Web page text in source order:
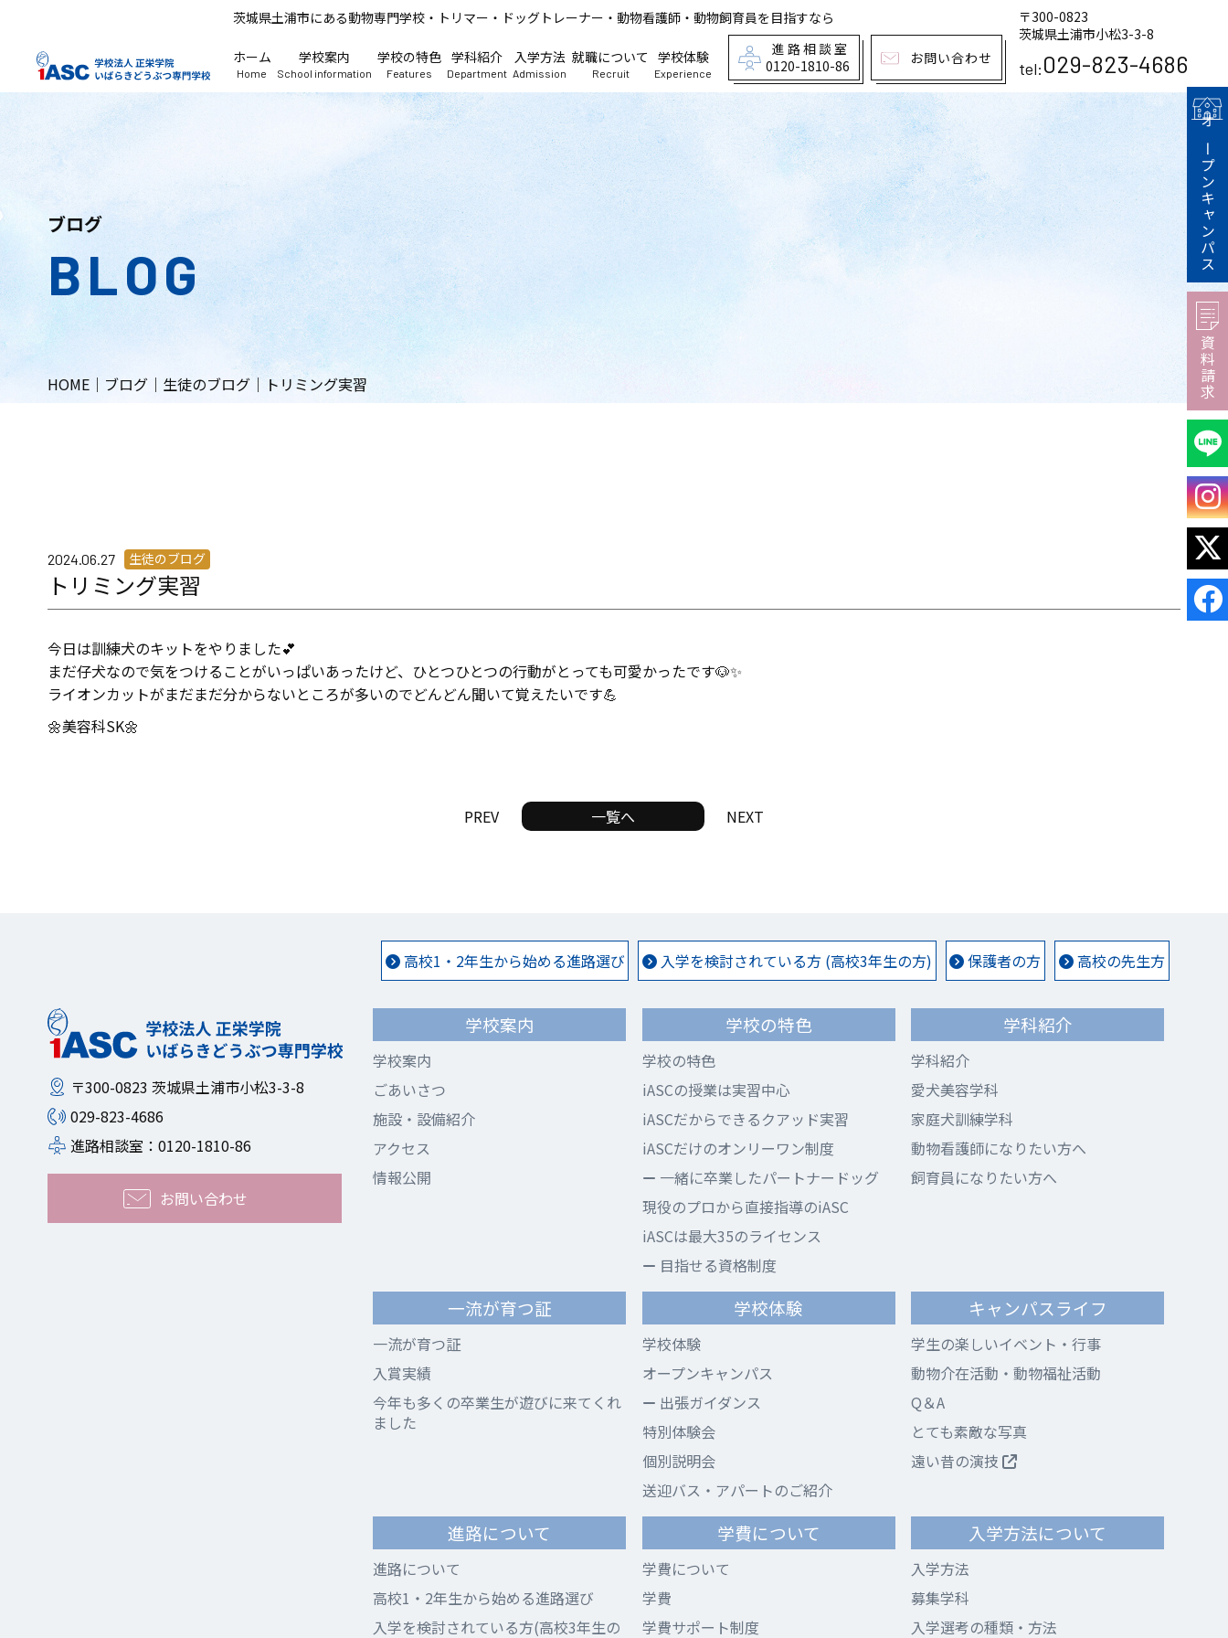
茨城県土浦市にある動物専門学校・トリマー・ドッグトレーナー・動物看護師・動物飼育員を目指すなら
ホーム
Home
学校案内
School information
学校の特色
Features
学科紹介
Department
入学方法
Admission
就職について
Recruit
学校体験
Experience
進路相談室
0120-1810-86
お問い合わせ
〒300-0823
茨城県土浦市小松3-3-8
tel:029-823-4686
ブログ
BLOG
HOME ｜ ブログ ｜ 生徒のブログ ｜ トリミング実習
2024.06.27 生徒のブログ
トリミング実習
今日は訓練犬のキットをやりました💕
まだ仔犬なので気をつけることがいっぱいあったけど、ひとつひとつの行動がとっても可愛かったです🐶✨
ライオンカットがまだまだ分からないところが多いのでどんどん聞いて覚えたいです💪
🌼美容科SK🌼
PREV 一覧へ NEXT
オープンキャンパス
資料請求
〒300-0823 茨城県土浦市小松3-3-8
029-823-4686
進路相談室：0120-1810-86
お問い合わせ
高校1・2年生から始める進路選び 入学を検討されている方 (高校3年生の方) 保護者の方 高校の先生方
学校案内
学校案内
ごあいさつ
施設・設備紹介
アクセス
情報公開
学校の特色
学校の特色
iASCの授業は実習中心
iASCだからできるクアッド実習
iASCだけのオンリーワン制度
一緒に卒業したパートナードッグ
現役のプロから直接指導のiASC
iASCは最大35のライセンス
目指せる資格制度
学科紹介
学科紹介
愛犬美容学科
家庭犬訓練学科
動物看護師になりたい方へ
飼育員になりたい方へ
一流が育つ証
一流が育つ証
入賞実績
今年も多くの卒業生が遊びに来てくれ
ました
学校体験
学校体験
オープンキャンパス
出張ガイダンス
特別体験会
個別説明会
送迎バス・アパートのご紹介
キャンパスライフ
学生の楽しいイベント・行事
動物介在活動・動物福祉活動
Q＆A
とても素敵な写真
遠い昔の演技
進路について
進路について
高校1・2年生から始める進路選び
入学を検討されている方(高校3年生の
学費について
学費について
学費
学費サポート制度
入学方法について
入学方法
募集学科
入学選考の種類・方法